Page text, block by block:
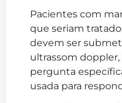
Pacientes com
que seriam
devem ser
ultrassom
pergunta
usada para